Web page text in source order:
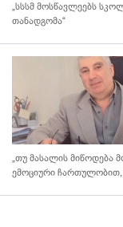
„სსსმ მოსწავლეებს
თანადგომა“
„თუ მასალის მიწოდება
ემოციური ჩართულობით,